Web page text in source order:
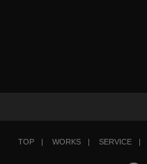
TOP WORKS SERVICE